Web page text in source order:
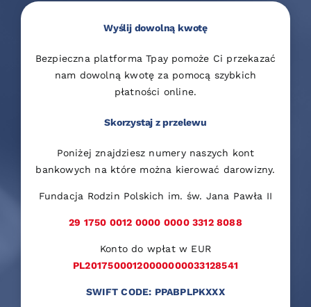
Wyślij dowolną kwotę
Bezpieczna platforma Tpay pomoże Ci przekazać
nam dowolną kwotę za pomocą szybkich
płatności online.
Skorzystaj z przelewu
Poniżej znajdziesz numery naszych kont
bankowych na które można kierować darowizny.
Fundacja Rodzin Polskich im. św. Jana Pawła II
29 1750 0012 0000 0000 3312 8088
Konto do wpłat w EUR
PL20175000120000000033128541
SWIFT CODE: PPABPLPKXXX